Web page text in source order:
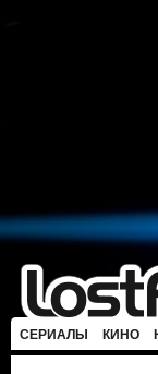
СЕРИАЛЫ КИНО